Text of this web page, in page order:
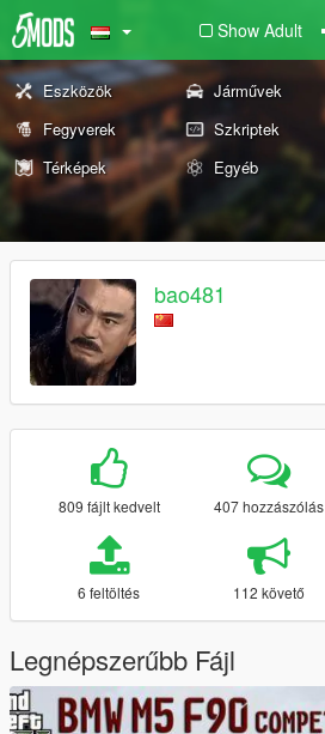
Show Adult
Eszközök Járművek
Fegyverek
Szkriptek
Térképek
Egyéb
bao481
809 fájlt kedvelt 407 hozzászólás
6 feltöltés 112 követő
Legnépszerűbb Fájl